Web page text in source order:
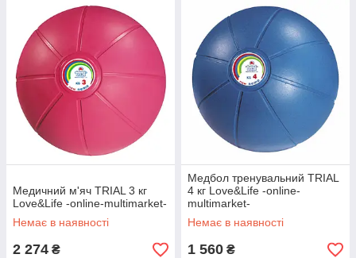
Медичний м'яч TRIAL 3 кг
Love&Life -online-multimarket-
Немає в наявності
2 274 ₴
Медбол тренувальний TRIAL
4 кг Love&Life -online-
multimarket-
Немає в наявності
1 560 ₴